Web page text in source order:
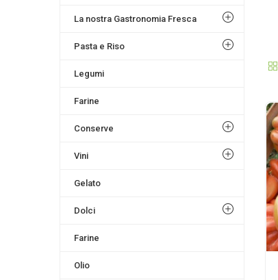
La nostra Gastronomia Fresca
Pasta e Riso
Legumi
Farine
Conserve
Vini
Gelato
Dolci
Farine
Olio